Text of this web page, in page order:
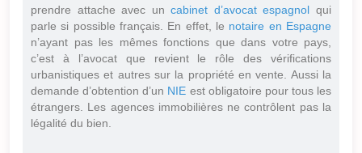
prendre attache avec uncabinet d’avocat espagnol qui
parle si possible français. En effet, le notaire en Espagne
n’ayant pas les mêmes fonctions que dans votre pays,
c’est à l’avocat que revient le rôle des vérifications
urbanistiques et autres sur la propriété en vente. Aussi la
demande d’obtention d’un NIE est obligatoire pour tous les
étrangers. Les agences immobilières ne contrôlent pas la
légalité du bien.